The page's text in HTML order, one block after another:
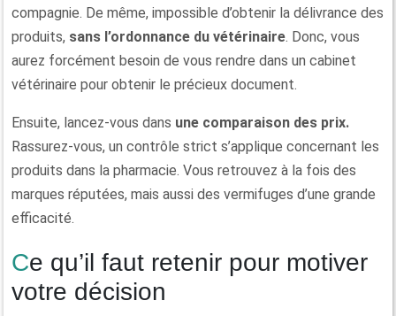
compagnie. De même, impossible d’obtenir la délivrance des
produits, sans l’ordonnance du vétérinaire. Donc, vous
aurez forcément besoin de vous rendre dans un cabinet
vétérinaire pour obtenir le précieux document.
Ensuite, lancez-vous dans une comparaison des prix.
Rassurez-vous, un contrôle strict s’applique concernant les
produits dans la pharmacie. Vous retrouvez à la fois des
marques réputées, mais aussi des vermifuges d’une grande
efficacité.
Ce qu’il faut retenir pour motiver
votre décision